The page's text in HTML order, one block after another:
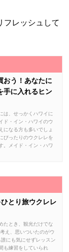
フレッシュして
おう！あなたに
手に入れるヒン
は、せっかくハワイに
ド・イン・ハワイのウ
になる方も多いでしょ
ぴったりのウクレレを
。メイド・イン・ハワ
とり旅ウクレレ
たとき、観光だけでな
え、思いついたのがウ
にも気にせずレッスン
も練習をしていられ